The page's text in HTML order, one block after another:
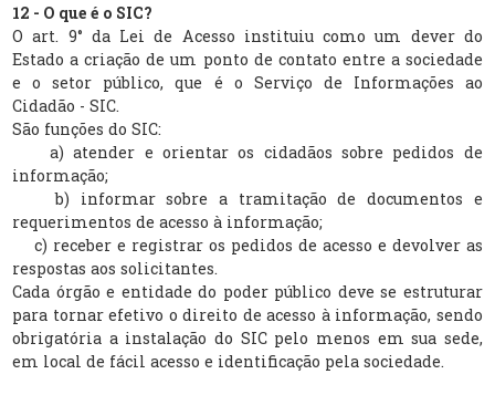
12 - O que é o SIC?
O art. 9° da Lei de Acesso instituiu como um dever do
Estado a criação de um ponto de contato entre a sociedade
e o setor público, que é o Serviço de Informações ao
Cidadão - SIC.
São funções do SIC:
a) atender e orientar os cidadãos sobre pedidos de
informação;
b) informar sobre a tramitação de documentos e
requerimentos de acesso à informação;
c) receber e registrar os pedidos de acesso e devolver as
respostas aos solicitantes.
Cada órgão e entidade do poder público deve se estruturar
para tornar efetivo o direito de acesso à informação, sendo
obrigatória a instalação do SIC pelo menos em sua sede,
em local de fácil acesso e identificação pela sociedade.